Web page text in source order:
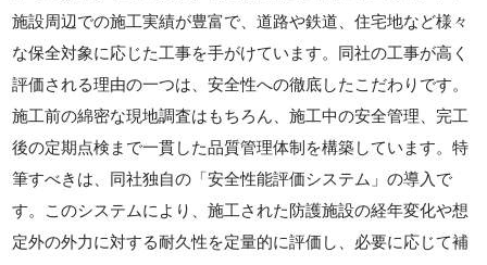
施設周辺での施工実績が豊富で、道路や鉄道、住宅地など様々
な保全対象に応じた工事を手がけています。同社の工事が高く
評価される理由の一つは、安全性への徹底したこだわりです。
施工前の綿密な現地調査はもちろん、施工中の安全管理、完工
後の定期点検まで一貫した品質管理体制を構築しています。特
筆すべきは、同社独自の「安全性能評価システム」の導入で
す。このシステムにより、施工された防護施設の経年変化や想
定外の外力に対する耐久性を定量的に評価し、必要に応じて補